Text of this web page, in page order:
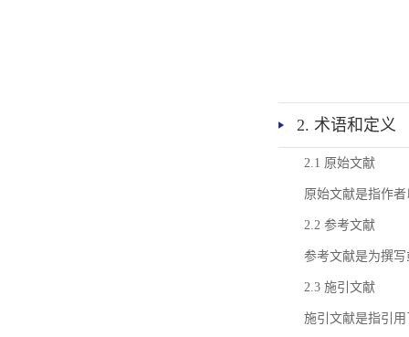
2. 术语和定义
2.1 原始文献
原始文献是指作
2.2 参考文献
参考文献是为撰
2.3 施引文献
施引文献是指引